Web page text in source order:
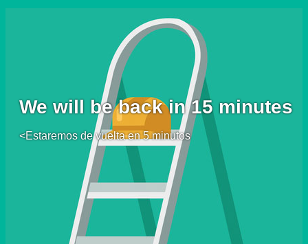
We will be back in 15 minutes
<Estaremos de vuelta en 5 minutos